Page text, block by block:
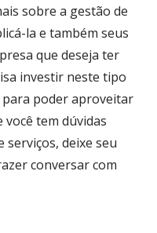
sobre a gestão de
la e também seus
que deseja ter
investir neste tipo
para poder aproveitar
você tem dúvidas
serviços, deixe seu
conversar com